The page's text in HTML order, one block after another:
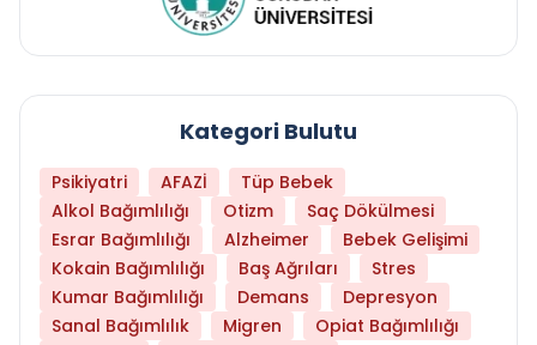
Kategori Bulutu
Psikiyatri AFAZİ
Tüp Bebek
Alkol Bağımlılığı
Otizm
Saç Dökülmesi
Esrar Bağımlılığı
Alzheimer
Bebek Gelişimi
Kokain Bağımlılığı
Baş Ağrıları
Stres
Kumar Bağımlılığı
Demans
Depresyon
Sanal Bağımlılık
Migren
Opiat Bağımlılığı